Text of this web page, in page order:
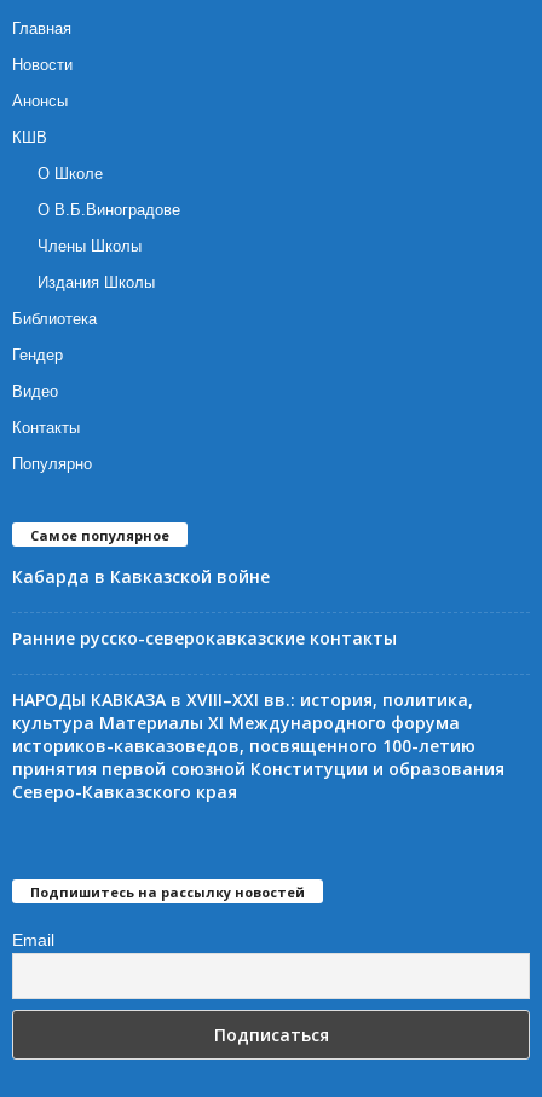
Главная
Новости
Анонсы
КШВ
О Школе
О В.Б.Виноградове
Члены Школы
Издания Школы
Библиотека
Гендер
Видео
Контакты
Популярно
Самое популярное
Кабарда в Кавказской войне
Ранние русско-северокавказские контакты
НАРОДЫ КАВКАЗА в XVIII–XXI вв.: история, политика,
культура Материалы XI Международного форума
историков-кавказоведов, посвященного 100-летию
принятия первой союзной Конституции и образования
Северо-Кавказского края
Подпишитесь на рассылку новостей
Email